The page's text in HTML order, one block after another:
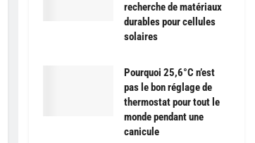
recherche de matériaux
durables pour cellules
solaires
Pourquoi 25,6°C n’est
pas le bon réglage de
thermostat pour tout le
monde pendant une
canicule